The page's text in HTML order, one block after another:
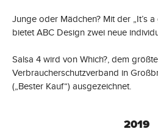
Junge oder Mädchen? Mit der „It’s
bietet ABC Design zwei neue
Salsa 4 wird von Which?, dem
Verbraucherschutzverband in
(„Bester Kauf“) ausgezeichnet.
2019